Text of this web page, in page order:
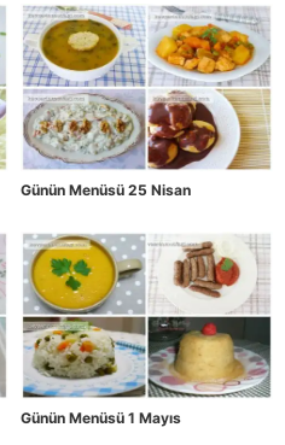
Günün Menüsü 25 Nisan
Günün Menüsü 1 Mayıs